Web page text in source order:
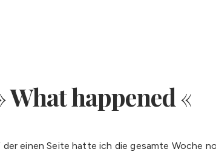
What happened«
einen Seite hatte ich die gesamte Woche